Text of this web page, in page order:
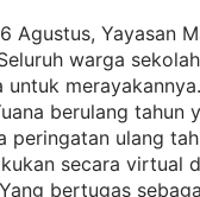
Agustus, Yayasan
warga
untuk
berulang tahun
peringatan ulang
secara virtual
bertugas